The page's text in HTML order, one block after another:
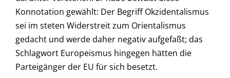
Konnotation gewählt: Der Begriff Okzidentalismus
sei im steten Widerstreit zum Orientalismus
gedacht und werde daher negativ aufgefaßt; das
Schlagwort Europeismus hingegen hätten die
Parteigänger der EU für sich besetzt.